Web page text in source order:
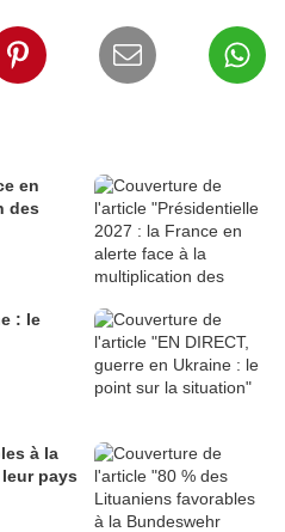
en
des
: le
à la
pays